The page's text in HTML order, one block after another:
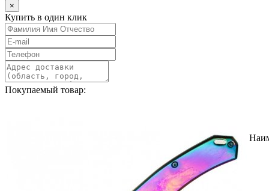
×
Купить в один клик
Покупаемый товар: